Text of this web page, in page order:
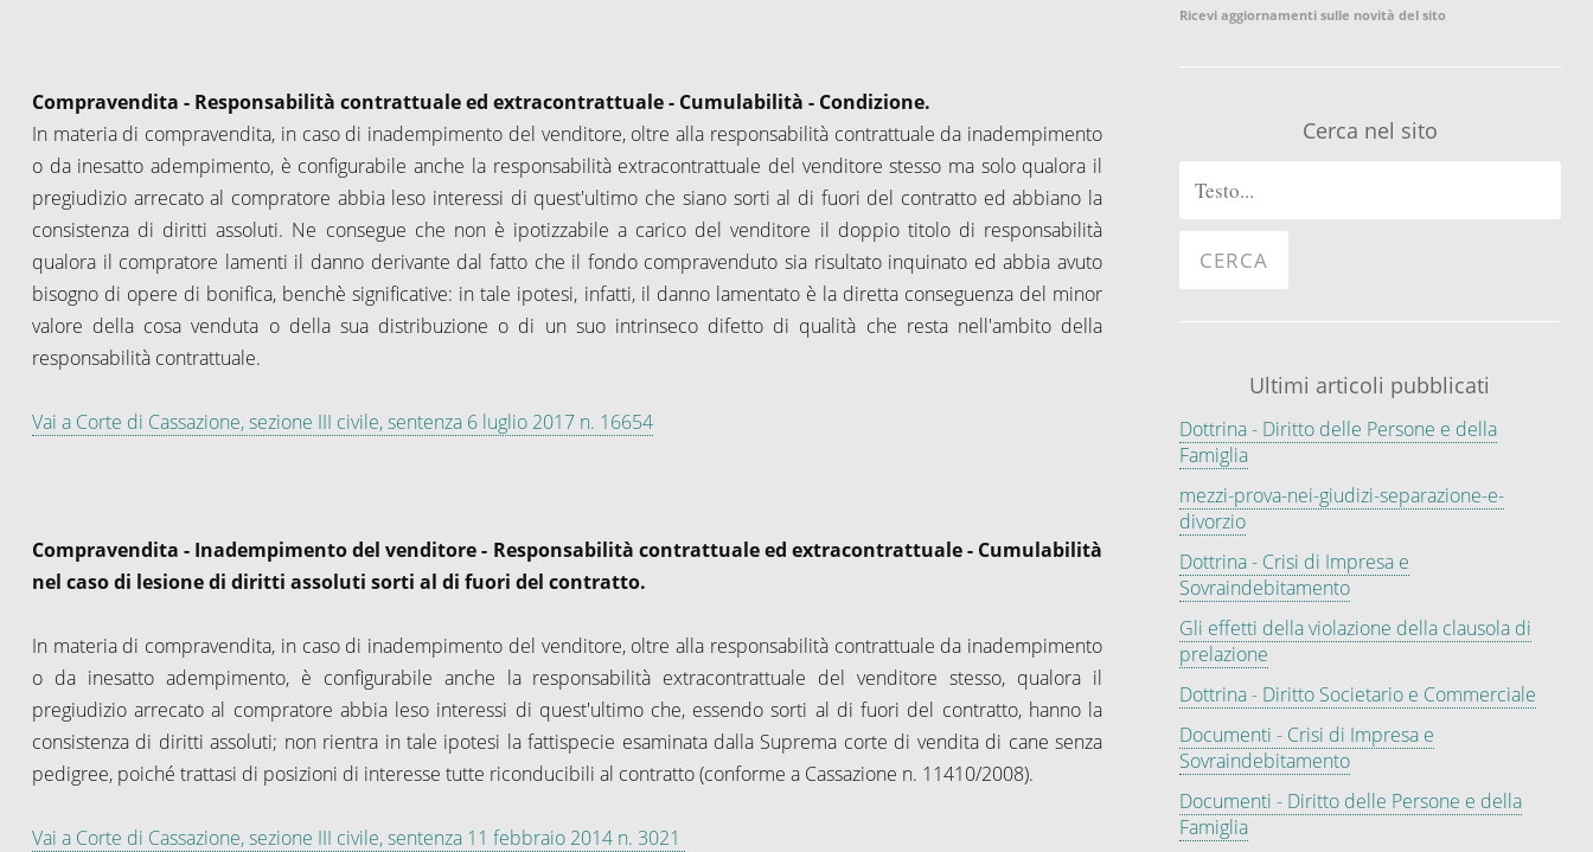
Compravendita - Responsabilità contrattuale ed extracontrattuale - Cumulabilità - Condizione.
In materia di compravendita, in caso di inadempimento del venditore, oltre alla responsabilità contrattuale da inadempimento
o da inesatto adempimento, è configurabile anche la responsabilità extracontrattuale del venditore stesso ma solo qualora il
pregiudizio arrecato al compratore abbia leso interessi di quest'ultimo che siano sorti al di fuori del contratto ed abbiano la
consistenza di diritti assoluti. Ne consegue che non è ipotizzabile a carico del venditore il doppio titolo di responsabilità
qualora il compratore lamenti il danno derivante dal fatto che il fondo compravenduto sia risultato inquinato ed abbia avuto
bisogno di opere di bonifica, benchè significative: in tale ipotesi, infatti, il danno lamentato è la diretta conseguenza del minor
valore della cosa venduta o della sua distribuzione o di un suo intrinseco difetto di qualità che resta nell'ambito della
responsabilità contrattuale.
Vai a Corte di Cassazione, sezione III civile, sentenza 6 luglio 2017 n. 16654
Compravendita - Inadempimento del venditore - Responsabilità contrattuale ed extracontrattuale - Cumulabilità
nel caso di lesione di diritti assoluti sorti al di fuori del contratto.
In materia di compravendita, in caso di inadempimento del venditore, oltre alla responsabilità contrattuale da inadempimento
o da inesatto adempimento, è configurabile anche la responsabilità extracontrattuale del venditore stesso, qualora il
pregiudizio arrecato al compratore abbia leso interessi di quest'ultimo che, essendo sorti al di fuori del contratto, hanno la
consistenza di diritti assoluti; non rientra in tale ipotesi la fattispecie esaminata dalla Suprema corte di vendita di cane senza
pedigree, poiché trattasi di posizioni di interesse tutte riconducibili al contratto (conforme a Cassazione n. 11410/2008).
Vai a Corte di Cassazione, sezione III civile, sentenza 11 febbraio 2014 n. 3021
Ricevi aggiornamenti sulle novità del sito
Cerca nel sito
Ultimi articoli pubblicati
Dottrina - Diritto delle Persone e della
Famiglia
mezzi-prova-nei-giudizi-separazione-e-
divorzio
Dottrina - Crisi di Impresa e
Sovraindebitamento
Gli effetti della violazione della clausola di
prelazione
Dottrina - Diritto Societario e Commerciale
Documenti - Crisi di Impresa e
Sovraindebitamento
Documenti - Diritto delle Persone e della
Famiglia